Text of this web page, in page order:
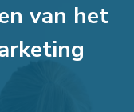
van het